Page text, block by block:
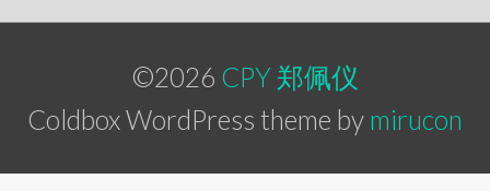
©2026 CPY 郑佩仪
Coldbox WordPress theme by mirucon